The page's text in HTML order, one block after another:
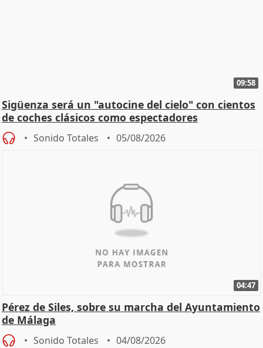
09:58
Sigüenza será un "autocine del cielo" con cientos
de coches clásicos como espectadores
Sonido Totales 05/08/2026
04:47
Pérez de Siles, sobre su marcha del Ayuntamiento
de Málaga
Sonido Totales 04/08/2026